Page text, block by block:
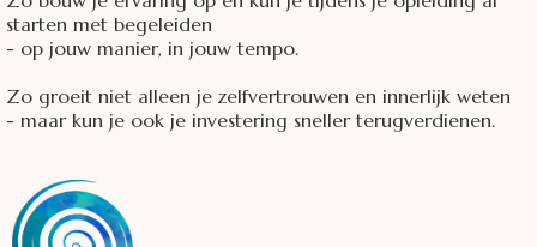
starten met begeleiden
- op jouw manier, in jouw tempo.
Zo groeit niet alleen je zelfvertrouwen en innerlijk weten
- maar kun je ook je investering sneller terugverdienen.